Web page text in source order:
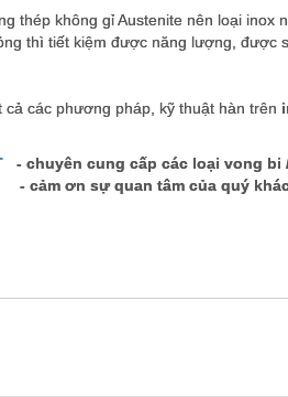
thép không gỉ Austenite nên loại
thì tiết kiệm được năng lượng, được
cả các phương pháp, kỹ thuật hàn trên
- chuyên cung cấp các loại vong
sự quan tâm của quý khách ,